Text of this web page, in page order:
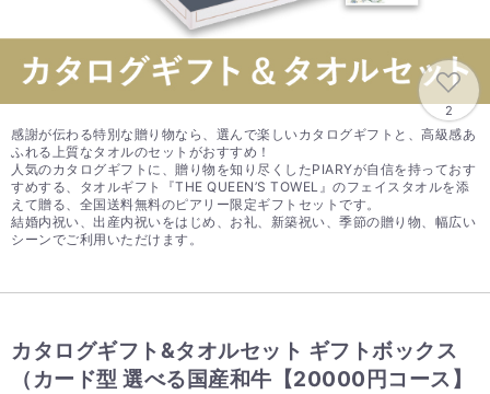
2
感謝が伝わる特別な贈り物なら、選んで楽しいカタログギフトと、高級感あ
ふれる上質なタオルのセットがおすすめ！
人気のカタログギフトに、贈り物を知り尽くしたPIARYが自信を持っておす
すめする、タオルギフト『THE QUEEN’S TOWEL』のフェイスタオルを添
えて贈る、全国送料無料のピアリー限定ギフトセットです。
結婚内祝い、出産内祝いをはじめ、お礼、新築祝い、季節の贈り物、幅広い
シーンでご利用いただけます。
カタログギフト&タオルセット ギフトボックス
（カード型 選べる国産和牛【20000円コース】